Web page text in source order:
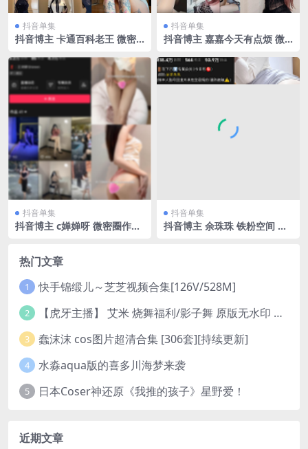
抖音单集
抖音博主 卡通百科老王 微密
抖音单集
抖音博主 嘉嘉今天有点烦 微
最新至：2024.6.19
抖音单集
抖音博主 c婵婵呀 微密圈作品
抖音单集
抖音博主 余珠珠 铁粉空间 N
热门文章
1 快手锦缎儿～芝芝视频合集[126V/528M]
2 【虎牙主播】 艾米 烧舞福利/影子舞 原版无水印 （1v/130m）
3 蠢沫沫 cos图片超清合集 [306套][持续更新]
4 水淼aqua版的喜多川海梦来袭
5 日本Coser神还原《我推的孩子》星野爱！
近期文章